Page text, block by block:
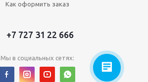
Как оформить заказ
+7 727 31 22 666
Мы в социальных сетях: